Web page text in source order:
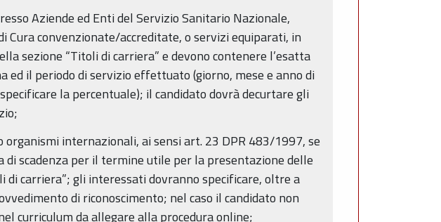
Aziende ed Enti del Servizio Sanitario Nazionale,
Cura convenzionate/accreditate, o servizi equiparati, in
sezione “Titoli di carriera” e devono contenere l’esatta
ed il periodo di servizio effettuato (giorno, mese e anno di
la percentuale); il candidato dovrà decurtare gli
internazionali, ai sensi art. 23 DPR 483/1997, se
scadenza per il termine utile per la presentazione delle
di carriera”; gli interessati dovranno specificare, oltre a
di riconoscimento; nel caso il candidato non
curriculum da allegare alla procedura online;